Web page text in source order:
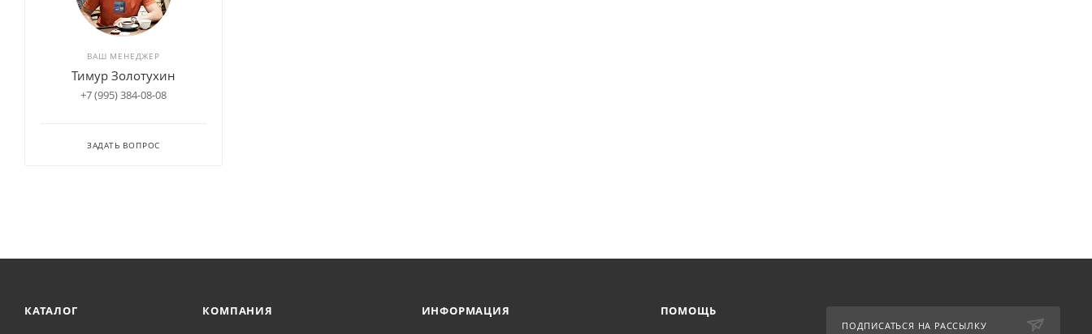
ВАШ МЕНЕДЖЕР
Тимур Золотухин
+7 (995) 384-08-08
ЗАДАТЬ ВОПРОС
КАТАЛОГ КОМПАНИЯ ИНФОРМАЦИЯ ПОМОЩЬ
ПОДПИСАТЬСЯ НА РАССЫЛКУ